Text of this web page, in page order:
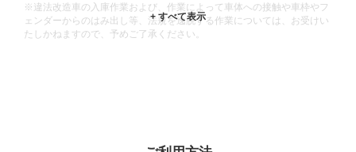
※違法改造車の入庫作業および、作業によって車体への接触や車枠やフ
ェンダーからのはみ出し等、法規を逸脱する作業については、お受けい
たしかねますので、予めご了承ください。